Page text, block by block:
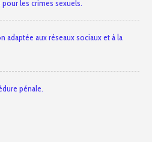
les crimes sexuels.
adaptée aux réseaux sociaux et à la
pénale.